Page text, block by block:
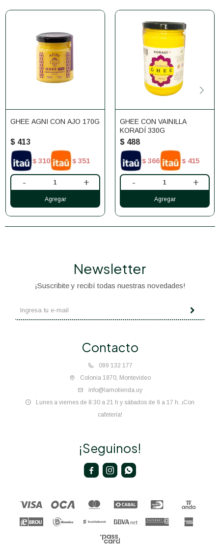
GHEE AGNI CON AJO 170G
$ 413
$ 310 $ 351
- +
GHEE CON VAINILLA
KORADÍ 330G
$ 488
$ 366 $ 415
- +
Contacto
099 132 177
Colonia 1870, Montevideo
info@lamolienda.uy
Lunes a viernes de 8:30 a 21 h y sábados de 9 a 17 h. ¡Con
cafetería!
Newsletter
¡Suscribite y recibí todas nuestras novedades!
¡Seguinos!
  